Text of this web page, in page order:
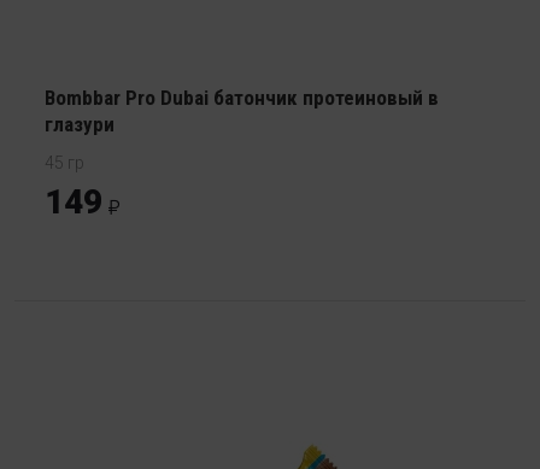
Bombbar Pro Dubai батончик протеиновый в
глазури
45 гр
149